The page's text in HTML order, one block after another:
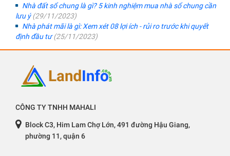
Nhà đất sổ chung là gì? 5 kinh nghiệm mua nhà sổ chung cần
lưu ý(29/11/2023)
Nhà phát mãi là gì: Xem xét 08 lợi ích - rủi ro trước khi quyết
định đầu tư(25/11/2023)
CÔNG TY TNHH MAHALI
Block C3, Him Lam Chợ Lớn, 491 đường Hậu Giang,
phường 11, quận 6